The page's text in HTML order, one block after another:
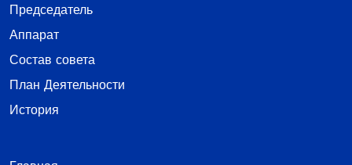
Председатель
Аппарат
Состав совета
План Деятельности
История